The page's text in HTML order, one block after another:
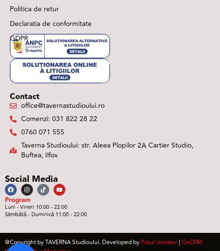
Politica de retur
Declaratia de conformitate
GDPR
Contact
office@tavernastudioului.ro
Comenzi: 031 822 28 22
0760 071 555
Taverna Studioului: str. Aleea Plopilor 2A Cartier Studio,
Buftea, Ilfov
Social Media
Program
Luni - Vineri 10:00 - 22:00
Sâmbătă - Duminică 11:00 - 22:00
@Copyright by TAVERNA Studioului. Developed by Pasul Urmator | GoCRM